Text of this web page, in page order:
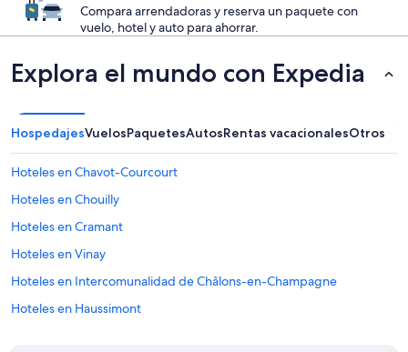
Compara arrendadoras y reserva un paquete con
vuelo, hotel y auto para ahorrar.
Explora el mundo con Expedia
HospedajesVuelosPaquetesAutosRentas vacacionalesOtros
Hoteles en Chavot-Courcourt
Hoteles en Chouilly
Hoteles en Cramant
Hoteles en Vinay
Hoteles en Intercomunalidad de Châlons-en-Champagne
Hoteles en Haussimont